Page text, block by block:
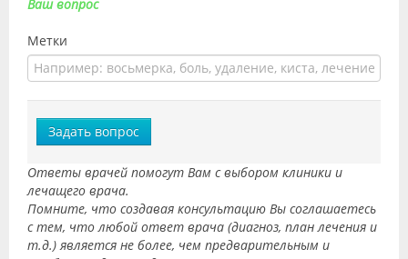
Ваш вопрос
Метки
Задать вопрос
Ответы врачей помогут Вам с выбором клиники и
лечащего врача.
Помните, что создавая консультацию Вы соглашаетесь
с тем, что любой ответ врача (диагноз, план лечения и
т.д.) является не более, чем предварительным и